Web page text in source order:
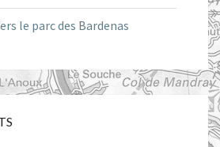
le parc des Bardenas